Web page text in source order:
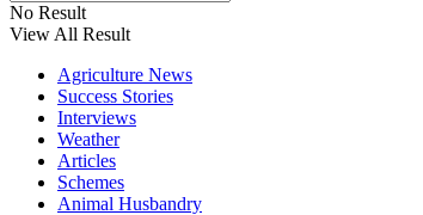
No Result
View All Result
Agriculture News
Success Stories
Interviews
Weather
Articles
Schemes
Animal Husbandry